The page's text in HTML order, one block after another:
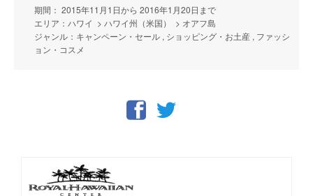
期間： 2015年11月1日から 2016年1月20日まで
エリア：ハワイ > ハワイ州（米国） > オアフ島
ジャンル：キャンペーン・セール , ショッピング・お土産 , ファッシ
ョン・コスメ